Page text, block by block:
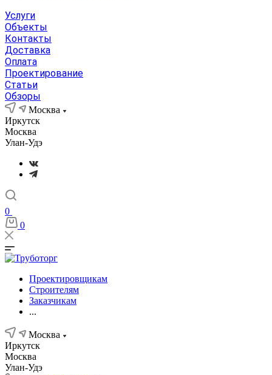
Услуги
Объекты
Контакты
Доставка
Оплата
Проектирование
Статьи
Обзоры
Москва
Иркутск
Москва
Улан-Удэ
0
0
Проектировщикам
Строителям
Заказчикам
...
Москва
Иркутск
Москва
Улан-Удэ